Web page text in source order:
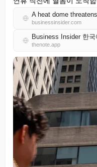
businessinsider.com
Business Insider 한국
thenote.app